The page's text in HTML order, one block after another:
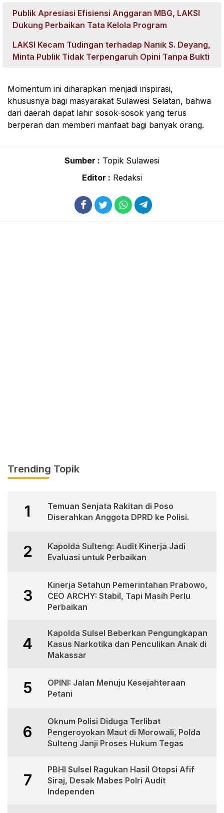
Publik Apresiasi Efisiensi Anggaran MBG, LAKSI
Dukung Perbaikan Tata Kelola Program
LAKSI Kecam Tudingan terhadap Nanik S. Deyang,
Minta Publik Tidak Terpengaruh Opini Tanpa Bukti
Momentum ini diharapkan menjadi inspirasi,
khususnya bagi masyarakat Sulawesi Selatan, bahwa
dari daerah dapat lahir sosok-sosok yang terus
berperan dan memberi manfaat bagi banyak orang.
Sumber : Topik Sulawesi
Editor : Redaksi
Trending Topik
1
Temuan Senjata Rakitan di Poso
Diserahkan Anggota DPRD ke Polisi.
2
Kapolda Sulteng: Audit Kinerja Jadi
Evaluasi untuk Perbaikan
3
Kinerja Setahun Pemerintahan Prabowo,
CEO ARCHY: Stabil, Tapi Masih Perlu
Perbaikan
4
Kapolda Sulsel Beberkan Pengungkapan
Kasus Narkotika dan Penculikan Anak di
Makassar
5
OPINI: Jalan Menuju Kesejahteraan
Petani
6
Oknum Polisi Diduga Terlibat
Pengeroyokan Maut di Morowali, Polda
Sulteng Janji Proses Hukum Tegas
7
PBHI Sulsel Ragukan Hasil Otopsi Afif
Siraj, Desak Mabes Polri Audit
Independen